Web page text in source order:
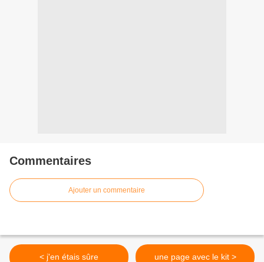
Commentaires
Ajouter un commentaire
< j'en étais sûre une page avec le kit >